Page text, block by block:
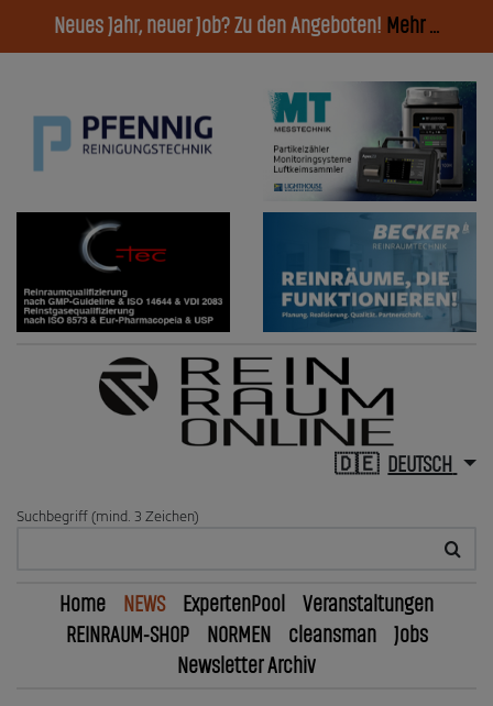
Neues Jahr, neuer Job? Zu den Angeboten! Mehr ...
DEUTSCH
Suchbegriff (mind. 3 Zeichen)
Home NEWS ExpertenPool
Veranstaltungen
REINRAUM-SHOP
NORMEN cleansman
Jobs
Newsletter Archiv